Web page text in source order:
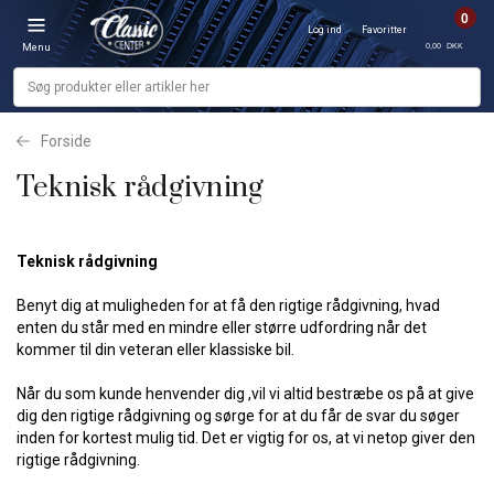
Menu
Log ind Favoritter
0
0,00 DKK
Forside
Teknisk rådgivning
Teknisk rådgivning
Benyt dig at muligheden for at få den rigtige rådgivning, hvad
enten du står med en mindre eller større udfordring når det
kommer til din veteran eller klassiske bil.
Når du som kunde henvender dig ,vil vi altid bestræbe os på at give
dig den rigtige rådgivning og sørge for at du får de svar du søger
inden for kortest mulig tid. Det er vigtig for os, at vi netop giver den
rigtige rådgivning.